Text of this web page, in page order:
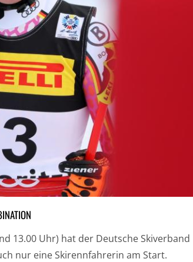
13.00 Uhr) hat der Deutsche Skiverband
nur eine Skirennfahrerin am Start.